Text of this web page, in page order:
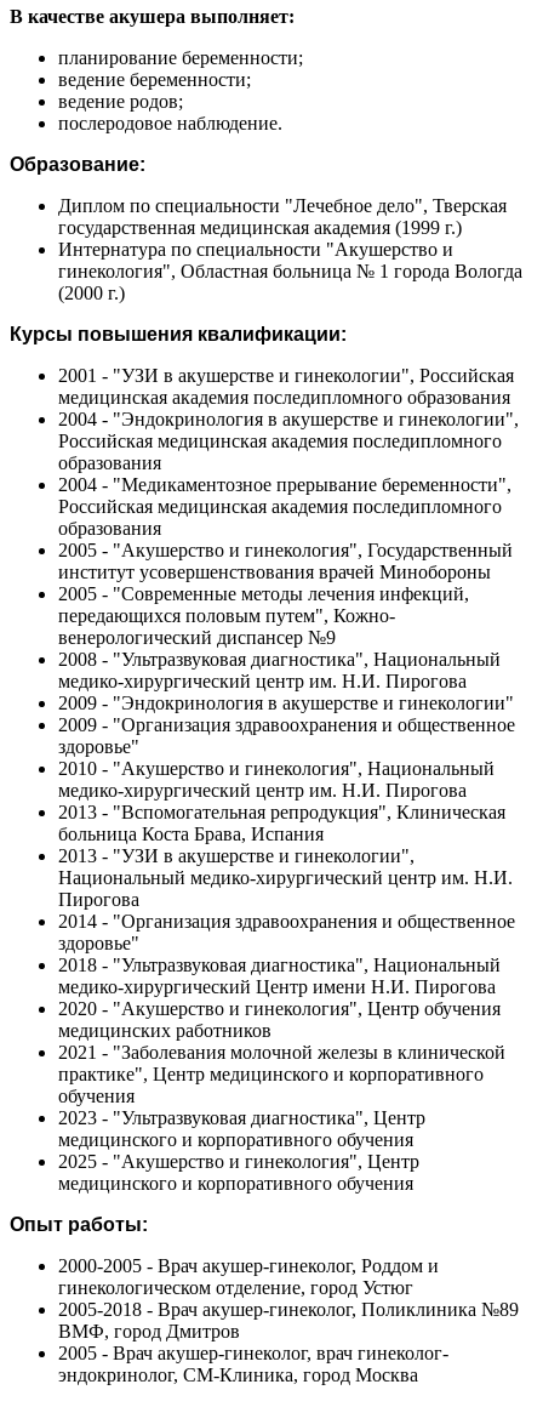
В качестве акушера выполняет:
планирование беременности;
ведение беременности;
ведение родов;
послеродовое наблюдение.
Образование:
Диплом по специальности "Лечебное дело", Тверская
государственная медицинская академия (1999 г.)
Интернатура по специальности "Акушерство и
гинекология", Областная больница № 1 города Вологда
(2000 г.)
Курсы повышения квалификации:
2001 - "УЗИ в акушерстве и гинекологии", Российская
медицинская академия последипломного образования
2004 - "Эндокринология в акушерстве и гинекологии",
Российская медицинская академия последипломного
образования
2004 - "Медикаментозное прерывание беременности",
Российская медицинская академия последипломного
образования
2005 - "Акушерство и гинекология", Государственный
институт усовершенствования врачей Минобороны
2005 - "Современные методы лечения инфекций,
передающихся половым путем", Кожно-
венерологический диспансер №9
2008 - "Ультразвуковая диагностика", Национальный
медико-хирургический центр им. Н.И. Пирогова
2009 - "Эндокринология в акушерстве и гинекологии"
2009 - "Организация здравоохранения и общественное
здоровье"
2010 - "Акушерство и гинекология", Национальный
медико-хирургический центр им. Н.И. Пирогова
2013 - "Вспомогательная репродукция", Клиническая
больница Коста Брава, Испания
2013 - "УЗИ в акушерстве и гинекологии",
Национальный медико-хирургический центр им. Н.И.
Пирогова
2014 - "Организация здравоохранения и общественное
здоровье"
2018 - "Ультразвуковая диагностика", Национальный
медико-хирургический Центр имени Н.И. Пирогова
2020 - "Акушерство и гинекология", Центр обучения
медицинских работников
2021 - "Заболевания молочной железы в клинической
практике", Центр медицинского и корпоративного
обучения
2023 - "Ультразвуковая диагностика", Центр
медицинского и корпоративного обучения
2025 - "Акушерство и гинекология", Центр
медицинского и корпоративного обучения
Опыт работы:
2000-2005 - Врач акушер-гинеколог, Роддом и
гинекологическом отделение, город Устюг
2005-2018 - Врач акушер-гинеколог, Поликлиника №89
ВМФ, город Дмитров
2005 - Врач акушер-гинеколог, врач гинеколог-
эндокринолог, СМ-Клиника, город Москва